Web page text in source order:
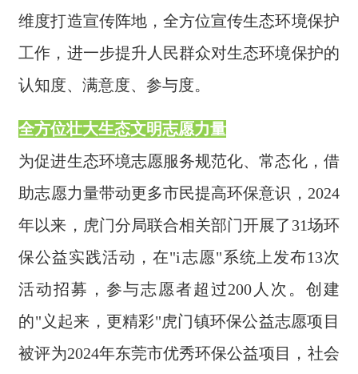
维度打造宣传阵地，全方位宣传生态环境保护
工作，进一步提升人民群众对生态环境保护的
认知度、满意度、参与度。
全方位壮大生态文明志愿力量
为促进生态环境志愿服务规范化、常态化，借
助志愿力量带动更多市民提高环保意识，2024
年以来，虎门分局联合相关部门开展了31场环
保公益实践活动，在"i志愿"系统上发布13次
活动招募，参与志愿者超过200人次。创建
的"义起来，更精彩"虎门镇环保公益志愿项目
被评为2024年东莞市优秀环保公益项目，社会